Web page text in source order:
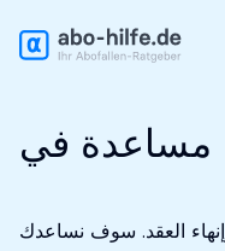
التحليل الأولي مجاني